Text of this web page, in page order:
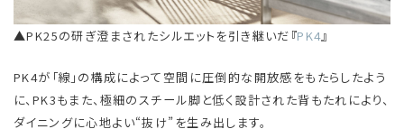
▲PK25の研ぎ澄まされたシルエットを引き継いだ『PK4』
PK4が「線」の構成によって空間に圧倒的な開放感をもたらしたよう
に、PK3もまた、極細のスチール脚と低く設計された背もたれにより、
ダイニングに心地よい“抜け”を生み出します。